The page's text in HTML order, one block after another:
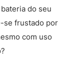
do seu
se frustado por
com uso